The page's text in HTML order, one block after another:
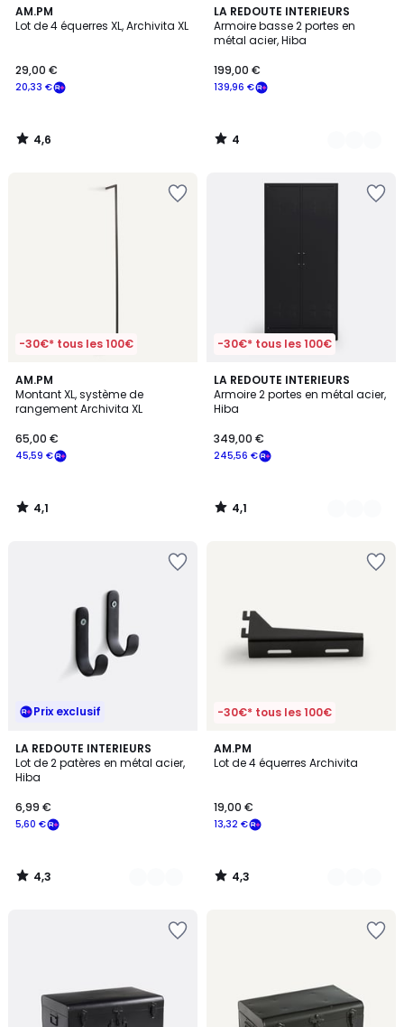
AM.PM
Lot de 4 équerres XL, Archivita XL
€
souscrivez
notre
programme
20,33 €
29,00 €
4,6
/ 5
4,6
/
LA REDOUTE INTERIEURS
Armoire basse 2 portes en
métal acier, Hiba
139,96 €
199,00 €
4
/
5
6
Couleurs
4
/
-30€* tous les 100€
AM.PM
Montant XL, système de
rangement Archivita XL
45,59 €
65,00 €
4,1
/ 5
4,1
/
-30€* tous les 100€
LA REDOUTE INTERIEURS
Armoire 2 portes en métal acier,
Hiba
245,56 €
349,00 €
4,1
/ 5
6
Couleurs
4,1
/
Prix exclusif
LA REDOUTE INTERIEURS
Lot de 2 patères en métal acier,
Hiba
5,60 €
6,99 €
4,3
/ 5
9
Couleurs
4,3
/
-30€* tous les 100€
AM.PM
Lot de 4 équerres Archivita
13,32 €
19,00 €
4,3
/ 5
2
Couleurs
4,3
/